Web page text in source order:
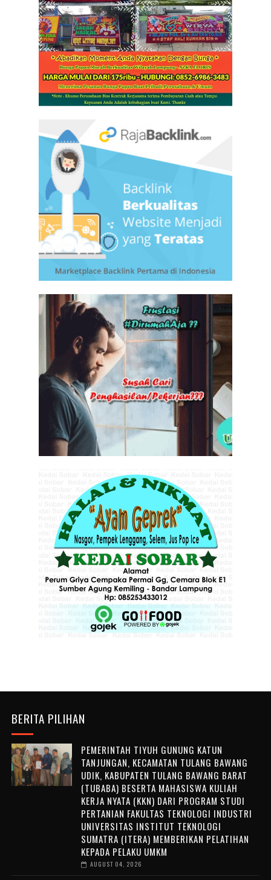
BERITA PILIHAN
PEMERINTAH TIYUH GUNUNG KATUN
TANJUNGAN, KECAMATAN TULANG BAWANG
UDIK, KABUPATEN TULANG BAWANG BARAT
(TUBABA) BESERTA MAHASISWA KULIAH
KERJA NYATA (KKN) DARI PROGRAM STUDI
PERTANIAN FAKULTAS TEKNOLOGI INDUSTRI
UNIVERSITAS INSTITUT TEKNOLOGI
SUMATRA (ITERA) MEMBERIKAN PELATIHAN
KEPADA PELAKU UMKM
AUGUST 04, 2026